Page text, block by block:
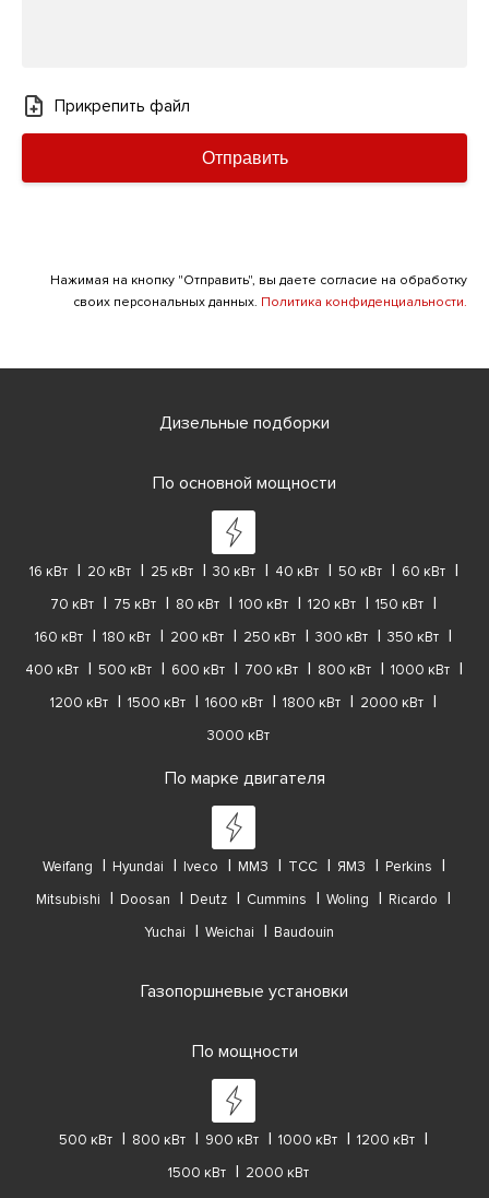
Прикрепить файл
Отправить
Нажимая на кнопку "Отправить", вы даете согласие на обработку
своих персональных данных. Политика конфиденциальности.
Дизельные подборки
По основной мощности
16 кВт 20 кВт 25 кВт 30 кВт 40 кВт 50 кВт
60 кВт
70 кВт
75 кВт 80 кВт 100 кВт 120 кВт
150 кВт
160 кВт
180 кВт 200 кВт 250 кВт 300 кВт
350 кВт
400 кВт
500 кВт 600 кВт 700 кВт 800 кВт
1000 кВт
1200 кВт
1500 кВт 1600 кВт 1800 кВт
2000 кВт
3000 кВт
По марке двигателя
Weifang Hyundai Iveco ММЗ ТСС ЯМЗ
Perkins
Mitsubishi
Doosan Deutz Cummins Woling
Ricardo
Yuchai
Weichai Baudouin
Газопоршневые установки
По мощности
500 кВт 800 кВт 900 кВт 1000 кВт
1200 кВт
1500 кВт
2000 кВт